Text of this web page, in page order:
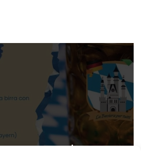
un successo!